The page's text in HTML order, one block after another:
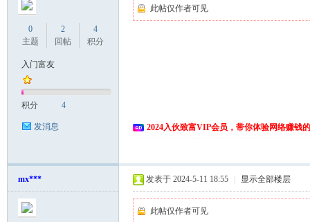
0
主题
2
回帖
4
积分
入门富友
积分 4
发消息
此帖仅作者可见
2024入伙致富VIP会员，带你体验网络赚钱
mx*** 发表于 2024-5-11 18:55 显示全部楼层
此帖仅作者可见